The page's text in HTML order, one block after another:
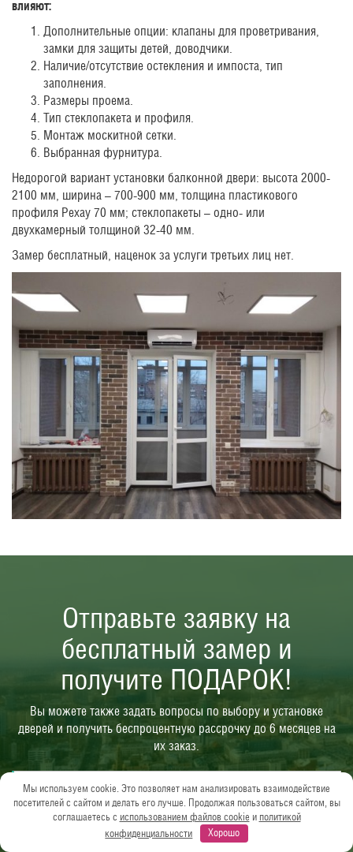
влияют:
Дополнительные опции: клапаны для проветривания,
замки для защиты детей, доводчики.
Наличие/отсутствие остекления и импоста, тип
заполнения.
Размеры проема.
Тип стеклопакета и профиля.
Монтаж москитной сетки.
Выбранная фурнитура.
Недорогой вариант установки балконной двери: высота 2000-
2100 мм, ширина – 700-900 мм, толщина пластикового
профиля Рехау 70 мм; стеклопакеты – одно- или
двухкамерный толщиной 32-40 мм.
Замер бесплатный, наценок за услуги третьих лиц нет.
Отправьте заявку на
бесплатный замер и
получите ПОДАРОК!
Вы можете также задать вопросы по выбору и установке
дверей и получить беспроцентную рассрочку до 6 месяцев на
их заказ.
Мы используем cookie. Это позволяет нам анализировать взаимодействие
посетителей с сайтом и делать его лучше. Продолжая пользоваться сайтом, вы
соглашаетесь с использованием файлов cookie и политикой
конфиденциальности
Хорошо